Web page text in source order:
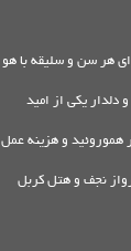
هر سن و سلیقه با هو
دلدار یکی از امید
هموروئید و هزینه عمل
نجف و هتل کربل